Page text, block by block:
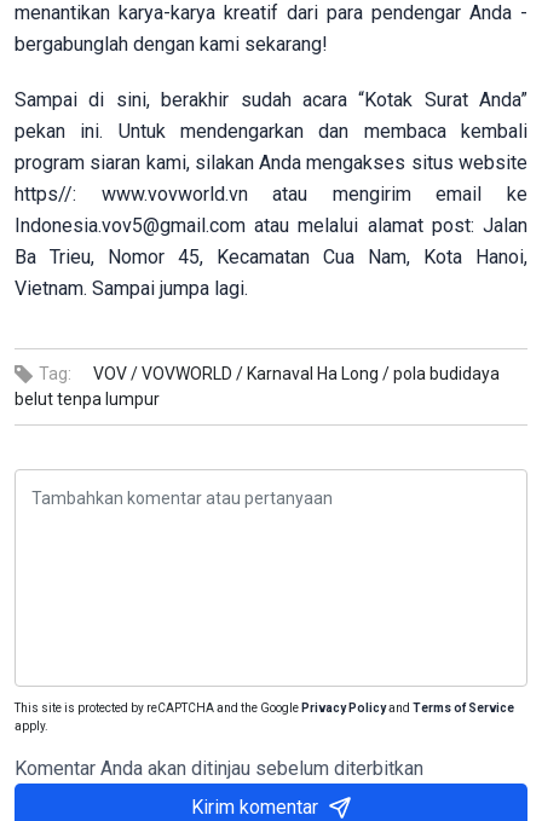
menantikan karya-karya kreatif dari para pendengar Anda -
bergabunglah dengan kami sekarang!
Sampai di sini, berakhir sudah acara “Kotak Surat Anda”
pekan ini. Untuk mendengarkan dan membaca kembali
program siaran kami, silakan Anda mengakses situs website
https//: www.vovworld.vn atau mengirim email ke
Indonesia.vov5@gmail.com atau melalui alamat post: Jalan
Ba Trieu, Nomor 45, Kecamatan Cua Nam, Kota Hanoi,
Vietnam. Sampai jumpa lagi.
Tag: VOV /VOVWORLD / Karnaval Ha Long /pola budidaya
belut tenpa lumpur
This site is protected by reCAPTCHA and the Google Privacy Policyand Terms of Service
apply.
Komentar Anda akan ditinjau sebelum diterbitkan
Kirim komentar